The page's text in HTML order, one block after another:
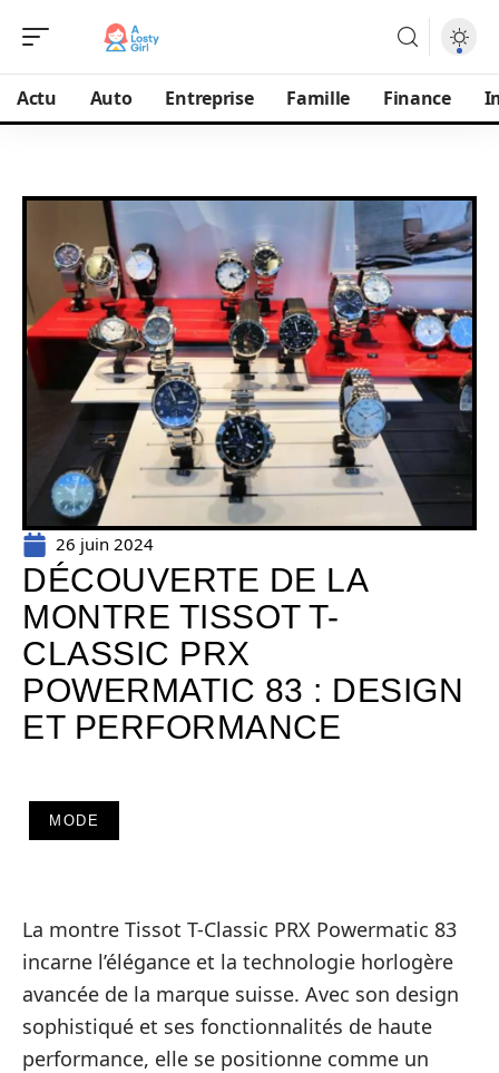
Actu Auto Entreprise Famille Finance
26 juin 2024
DÉCOUVERTE DE LA
MONTRE TISSOT T-
CLASSIC PRX
POWERMATIC 83 : DESIGN
ET PERFORMANCE
MODE
La montre Tissot T-Classic PRX Powermatic 83
incarne l’élégance et la technologie horlogère
avancée de la marque suisse. Avec son design
sophistiqué et ses fonctionnalités de haute
performance, elle se positionne comme un